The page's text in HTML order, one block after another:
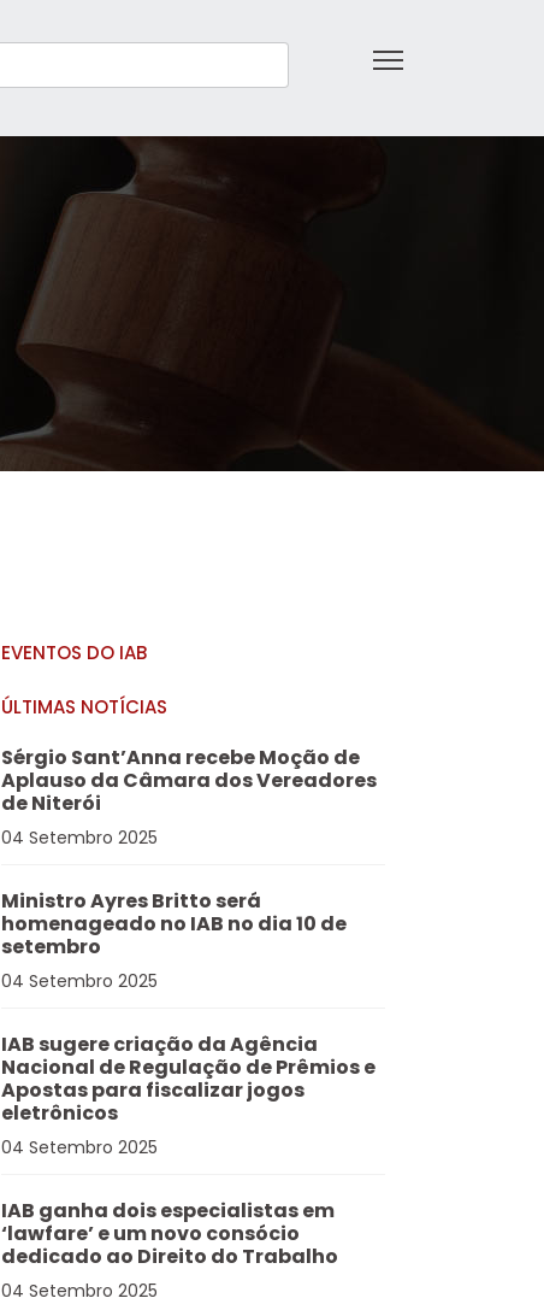
EVENTOS DO IAB
ÚLTIMAS NOTÍCIAS
Sérgio Sant’Anna recebe Moção de
Aplauso da Câmara dos Vereadores
de Niterói
04 Setembro 2025
Ministro Ayres Britto será
homenageado no IAB no dia 10 de
setembro
04 Setembro 2025
IAB sugere criação da Agência
Nacional de Regulação de Prêmios e
Apostas para fiscalizar jogos
eletrônicos
04 Setembro 2025
IAB ganha dois especialistas em
‘lawfare’ e um novo consócio
dedicado ao Direito do Trabalho
04 Setembro 2025